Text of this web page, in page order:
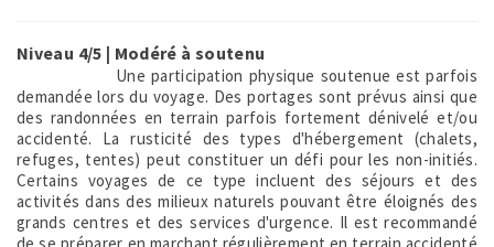
Niveau 4/5 | Modéré à soutenu
Une participation physique soutenue est parfois
demandée lors du voyage. Des portages sont prévus ainsi que
des randonnées en terrain parfois fortement dénivelé et/ou
accidenté. La rusticité des types d'hébergement (chalets,
refuges, tentes) peut constituer un défi pour les non-initiés.
Certains voyages de ce type incluent des séjours et des
activités dans des milieux naturels pouvant être éloignés des
grands centres et des services d'urgence. Il est recommandé